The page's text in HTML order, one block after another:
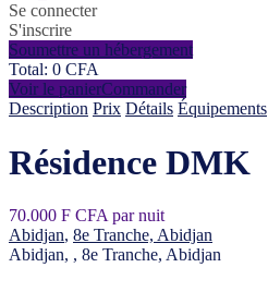
Se connecter
S'inscrire
Soumettre un hébergement
Total: 0 CFA
Voir le panierCommander
Description Prix Détails Équipements
Résidence DMK
70.000 F CFA par nuit
Abidjan, 8e Tranche, Abidjan
Abidjan, , 8e Tranche, Abidjan